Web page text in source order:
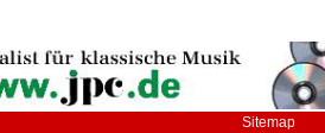
Sitemap